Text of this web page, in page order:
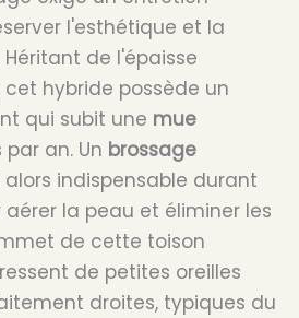
l'esthétique et la
de l'épaisse
cet hybride possède un
qui subit une mue
an. Un brossage
indispensable durant
la peau et éliminer les
de cette toison
de petites oreilles
droites, typiques du